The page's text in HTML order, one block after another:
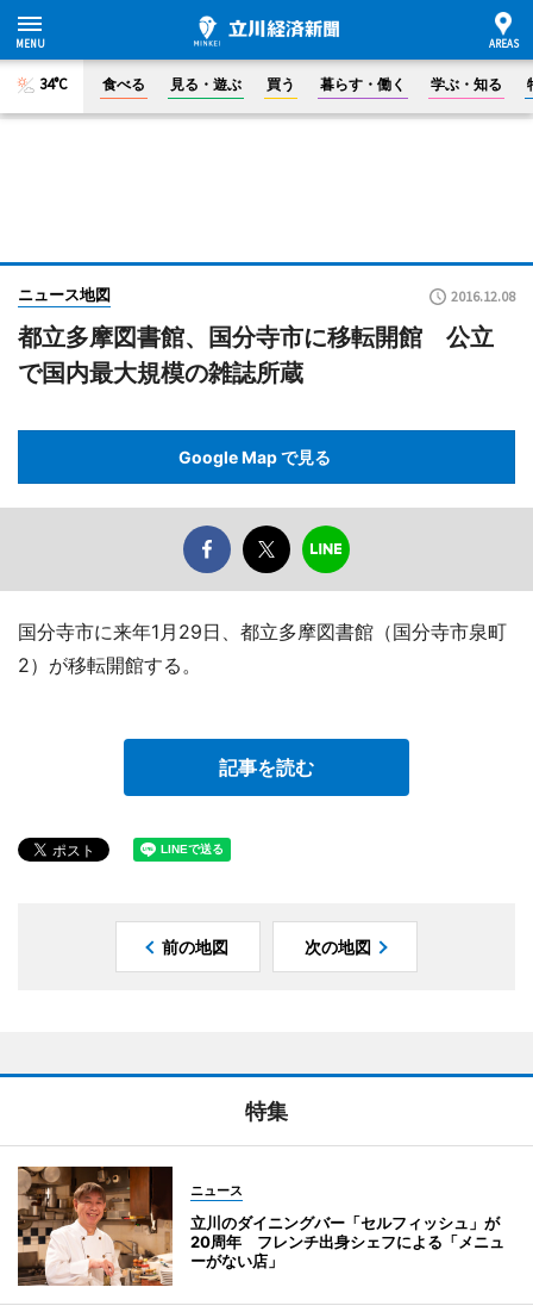
34°C 食べる 見る・遊ぶ 買う 暮らす・働く 学ぶ・知る
ニュース地図 2016.12.08
都立多摩図書館、国分寺市に移転開館 公立
で国内最大規模の雑誌所蔵
Google Map で見る
国分寺市に来年1月29日、都立多摩図書館（国分寺市泉町
2）が移転開館する。
記事を読む
前の地図 次の地図
特集
ニュース
立川のダイニングバー「セルフィッシュ」が
20周年 フレンチ出身シェフによる「メニュ
ーがない店」